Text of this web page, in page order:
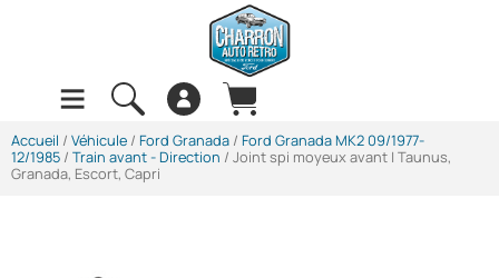
Accueil / Véhicule / Ford Granada / Ford Granada MK2 09/1977-
12/1985 / Train avant - Direction / Joint spi moyeux avant | Taunus,
Granada, Escort, Capri